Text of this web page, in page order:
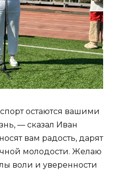
остаются вашими
— сказал Иван
вам радость, дарят
молодости. Желаю
воли и уверенности